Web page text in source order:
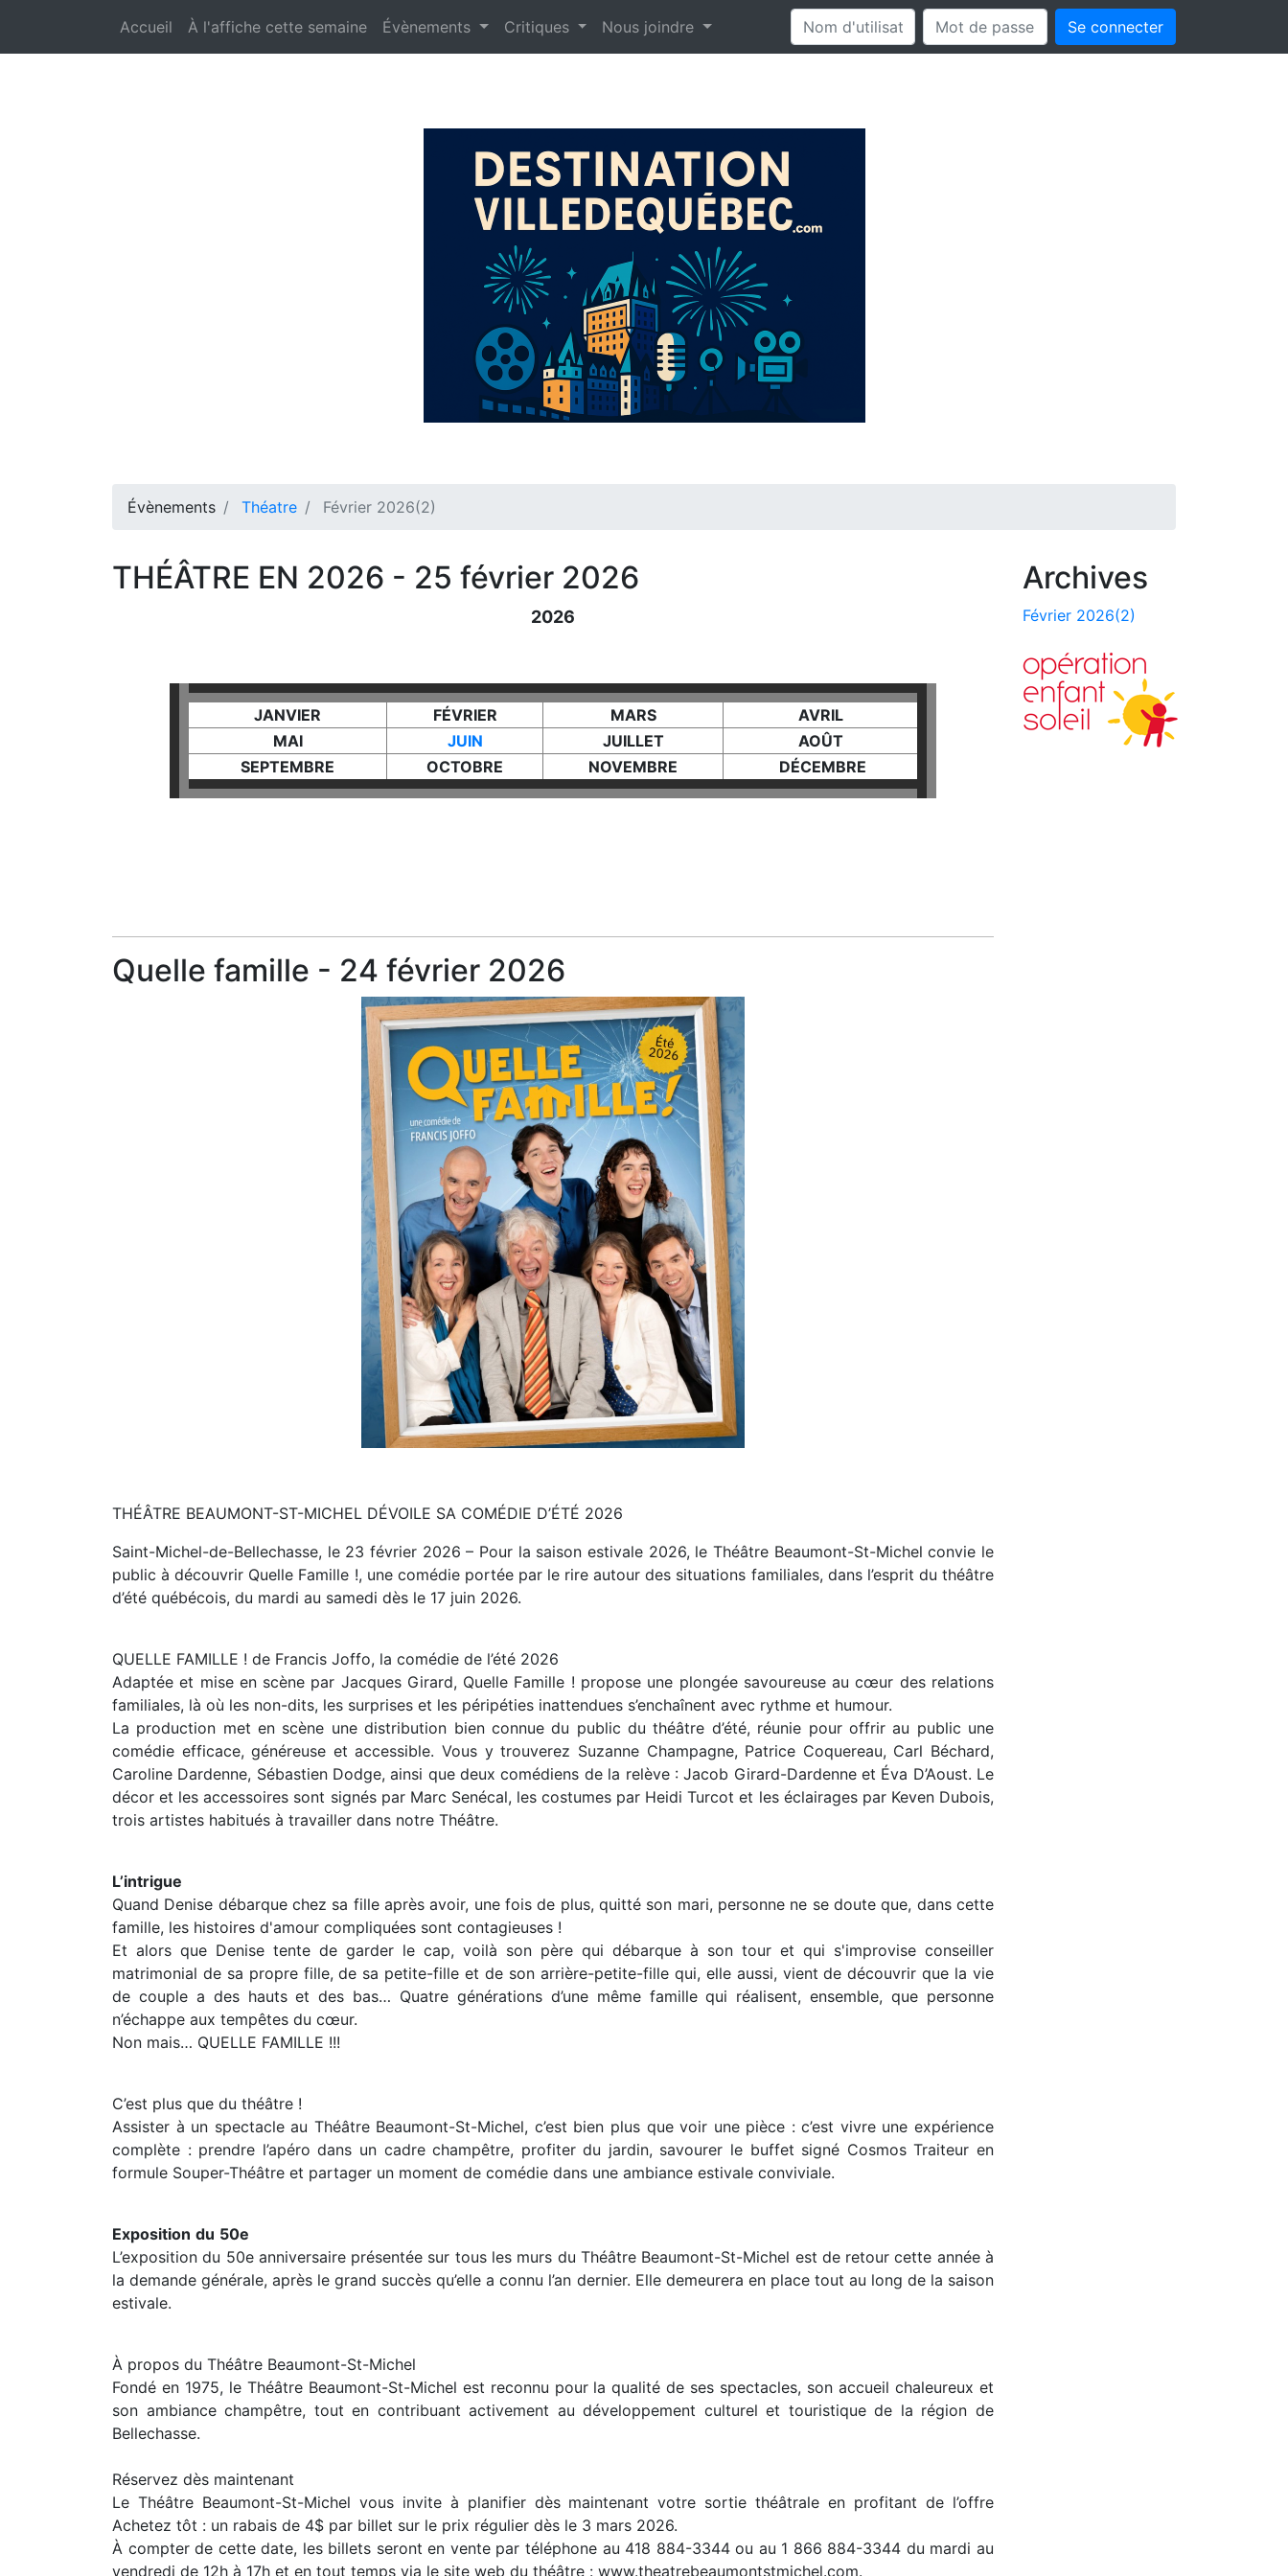
Accueil À l'affiche cette semaine Évènements Critiques Nous joindre Se connecter
Évènements Théatre Février 2026(2)
THÉÂTRE EN 2026 - 25 février 2026
2026
JANVIER FÉVRIER MARS
AVRIL
MAI
JUIN JUILLET
AOÛT
SEPTEMBRE
OCTOBRE NOVEMBRE DÉCEMBRE
Quelle famille - 24 février 2026
THÉÂTRE BEAUMONT-ST-MICHEL DÉVOILE SA COMÉDIE D’ÉTÉ 2026
Saint-Michel-de-Bellechasse, le 23 février 2026 – Pour la saison estivale 2026, le Théâtre Beaumont-St-Michel convie le
public à découvrir Quelle Famille !, une comédie portée par le rire autour des situations familiales, dans l’esprit du théâtre
d’été québécois, du mardi au samedi dès le 17 juin 2026.
QUELLE FAMILLE ! de Francis Joffo, la comédie de l’été 2026
Adaptée et mise en scène par Jacques Girard, Quelle Famille ! propose une plongée savoureuse au cœur des relations
familiales, là où les non-dits, les surprises et les péripéties inattendues s’enchaînent avec rythme et humour.
La production met en scène une distribution bien connue du public du théâtre d’été, réunie pour offrir au public une
comédie efficace, généreuse et accessible. Vous y trouverez Suzanne Champagne, Patrice Coquereau, Carl Béchard,
Caroline Dardenne, Sébastien Dodge, ainsi que deux comédiens de la relève : Jacob Girard-Dardenne et Éva D’Aoust. Le
décor et les accessoires sont signés par Marc Senécal, les costumes par Heidi Turcot et les éclairages par Keven Dubois,
trois artistes habitués à travailler dans notre Théâtre.
L’intrigue
Quand Denise débarque chez sa fille après avoir, une fois de plus, quitté son mari, personne ne se doute que, dans cette
famille, les histoires d'amour compliquées sont contagieuses !
Et alors que Denise tente de garder le cap, voilà son père qui débarque à son tour et qui s'improvise conseiller
matrimonial de sa propre fille, de sa petite-fille et de son arrière-petite-fille qui, elle aussi, vient de découvrir que la vie
de couple a des hauts et des bas… Quatre générations d’une même famille qui réalisent, ensemble, que personne
n’échappe aux tempêtes du cœur.
Non mais… QUELLE FAMILLE !!!
C’est plus que du théâtre !
Assister à un spectacle au Théâtre Beaumont-St-Michel, c’est bien plus que voir une pièce : c’est vivre une expérience
complète : prendre l’apéro dans un cadre champêtre, profiter du jardin, savourer le buffet signé Cosmos Traiteur en
formule Souper-Théâtre et partager un moment de comédie dans une ambiance estivale conviviale.
Exposition du 50e
L’exposition du 50e anniversaire présentée sur tous les murs du Théâtre Beaumont-St-Michel est de retour cette année à
la demande générale, après le grand succès qu’elle a connu l’an dernier. Elle demeurera en place tout au long de la saison
estivale.
À propos du Théâtre Beaumont-St-Michel
Fondé en 1975, le Théâtre Beaumont-St-Michel est reconnu pour la qualité de ses spectacles, son accueil chaleureux et
son ambiance champêtre, tout en contribuant activement au développement culturel et touristique de la région de
Bellechasse.
Réservez dès maintenant
Le Théâtre Beaumont-St-Michel vous invite à planifier dès maintenant votre sortie théâtrale en profitant de l’offre
Achetez tôt : un rabais de 4$ par billet sur le prix régulier dès le 3 mars 2026.
À compter de cette date, les billets seront en vente par téléphone au 418 884-3344 ou au 1 866 884-3344 du mardi au
vendredi de 12h à 17h et en tout temps via le site web du théâtre : www.theatrebeaumontstmichel.com.
Archives
Février 2026(2)